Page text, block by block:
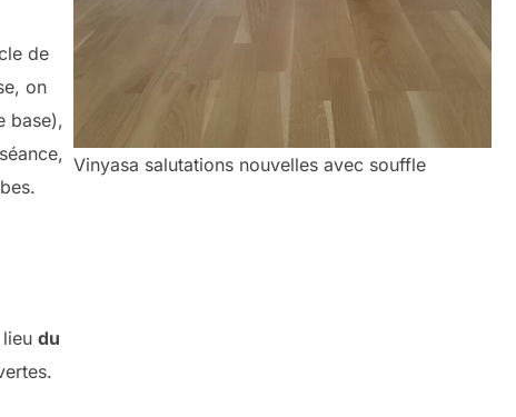
de
on
base),
du
Vinyasa salutations nouvelles avec souffle